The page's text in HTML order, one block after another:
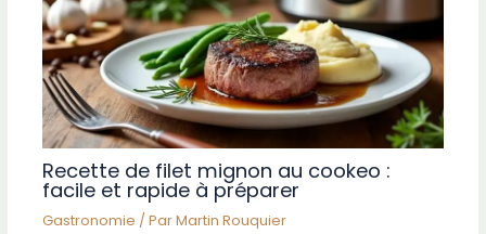
Recette de filet mignon au cookeo :
facile et rapide à préparer
Gastronomie / ParMartin Rouquier